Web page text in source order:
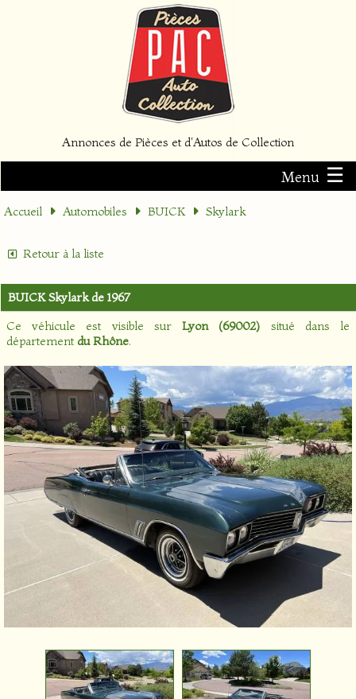
Annonces de Pièces et d'Autos de Collection
Menu ☰
Accueil Automobiles BUICK Skylark
Retour à la liste
BUICK Skylark de 1967
Ce véhicule est visible surLyon (69002) situé dans le
département du Rhône.